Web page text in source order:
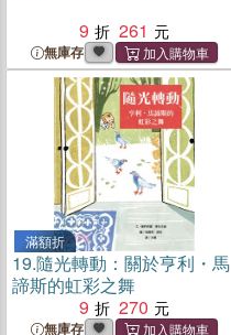
9
261
無庫存
滿額折
19.隨光轉動：關於亨利・馬
諦斯的虹彩之舞
9
270
無庫存